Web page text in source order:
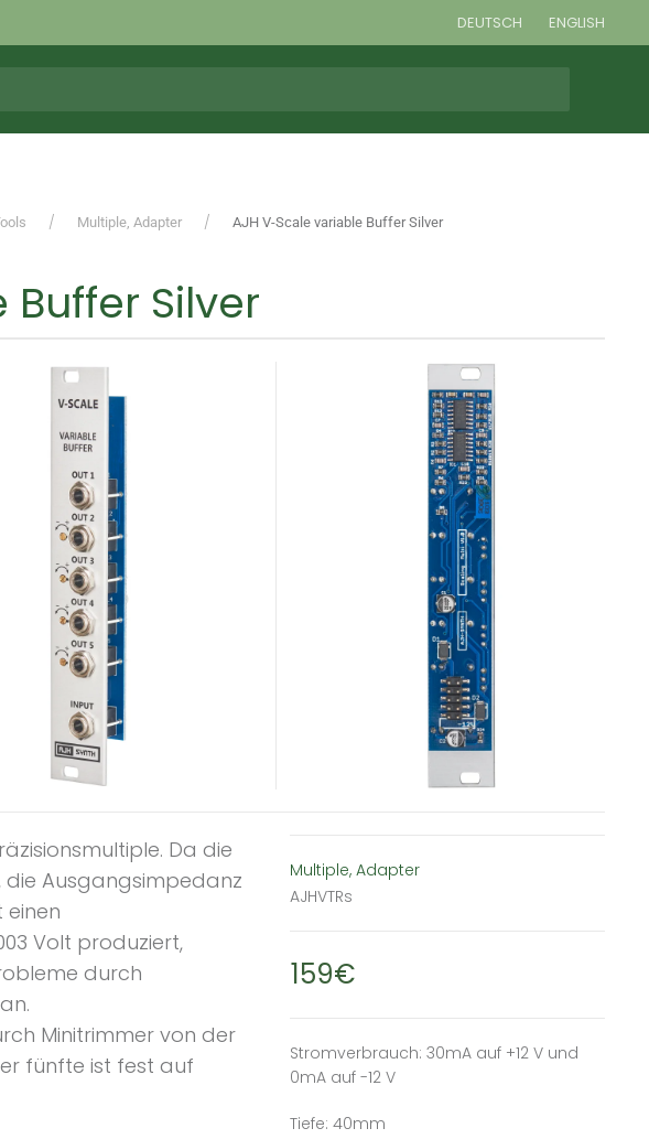
DEUTSCH ENGLISH
Multiple, Adapter AJH V-Scale variable Buffer Silver
Silver
Da die
die Ausgangsimpedanz
Volt produziert,
durch
Minitrimmer von der
fünfte ist fest auf
Multiple, Adapter
AJHVTRs
159€
Stromverbrauch: 30mA auf +12 V und
0mA auf -12 V
Tiefe: 40mm